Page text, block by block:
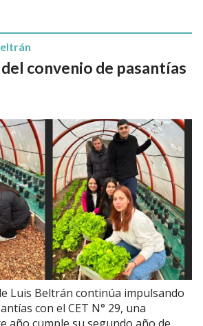
convenio de pasantías
Luis Beltrán continúa impulsando
con el CET N° 29, una